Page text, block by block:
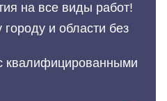
на все виды работ!
и области без
квалифицированными